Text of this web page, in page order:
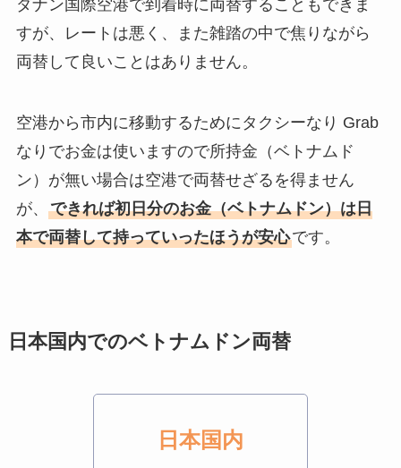
ダナン国際空港で到着時に両替することもできま
すが、レートは悪く、また雑踏の中で焦りながら
両替して良いことはありません。
空港から市内に移動するためにタクシーなり Grab
なりでお金は使いますので所持金（ベトナムド
ン）が無い場合は空港で両替せざるを得ません
が、 できれば初日分のお金（ベトナムドン）は日
本で両替して持っていったほうが安心です。
日本国内でのベトナムドン両替
日本国内